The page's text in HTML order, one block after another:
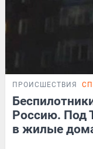
ПРОИСШЕСТВИЯ
Россию. Под
в жилые